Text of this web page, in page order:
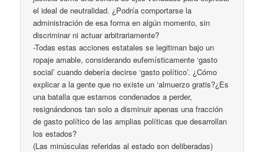
el ideal de neutralidad. ¿Podría comportarse la
administración de esa forma en algún momento, sin
discriminar ni actuar arbitrariamente?
-Todas estas acciones estatales se legitiman bajo un
ropaje amable, considerando eufemísticamente ‘gasto
social’ cuando debería decirse ‘gasto político’. ¿Cómo
explicar a la gente que no existe un ‘almuerzo gratis?¿Es
una batalla que estamos condenados a perder,
resignándonos tan solo a disminuir apenas una fracción
de gasto político de las amplias políticas que desarrollan
los estados?
(Las minúsculas referidas al estado son deliberadas)